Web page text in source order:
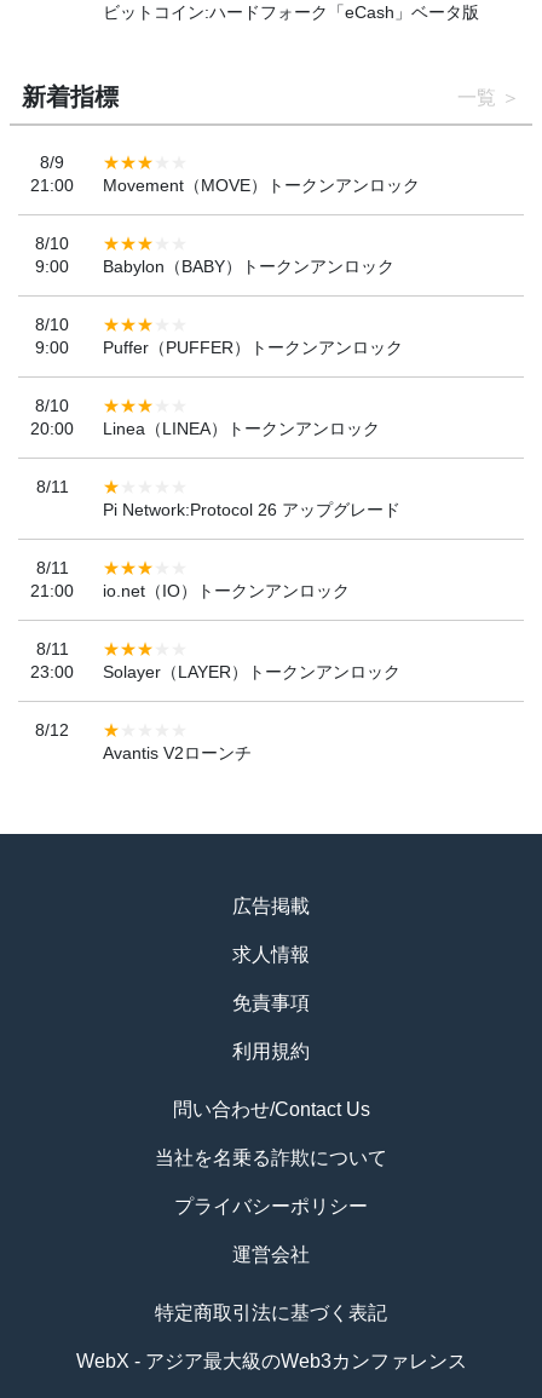
ビットコイン:ハードフォーク「eCash」ベータ版
新着指標 一覧
8/9
21:00
Movement（MOVE）トークンアンロック
8/10
9:00
Babylon（BABY）トークンアンロック
8/10
9:00
Puffer（PUFFER）トークンアンロック
8/10
20:00
Linea（LINEA）トークンアンロック
8/11
Pi Network:Protocol 26 アップグレード
8/11
21:00
io.net（IO）トークンアンロック
8/11
23:00
Solayer（LAYER）トークンアンロック
8/12
Avantis V2ローンチ
広告掲載
求人情報
免責事項
利用規約
問い合わせ/Contact Us
当社を名乗る詐欺について
プライバシーポリシー
運営会社
特定商取引法に基づく表記
WebX - アジア最大級のWeb3カンファレンス